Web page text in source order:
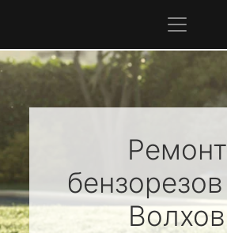
Ремонт
бензорезов
Волхов